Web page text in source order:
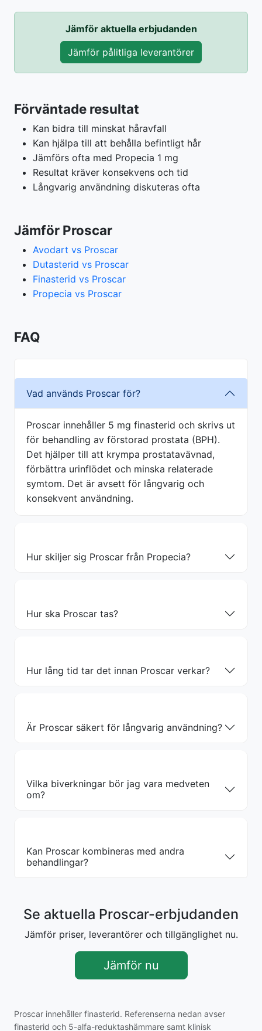
Jämför aktuella erbjudanden
Jämför pålitliga leverantörer
Förväntade resultat
Kan bidra till minskat håravfall
Kan hjälpa till att behålla befintligt hår
Jämförs ofta med Propecia 1 mg
Resultat kräver konsekvens och tid
Långvarig användning diskuteras ofta
Jämför Proscar
Avodart vs Proscar
Dutasterid vs Proscar
Finasterid vs Proscar
Propecia vs Proscar
FAQ
Vad används Proscar för?
Proscar innehåller 5 mg finasterid och skrivs ut
för behandling av förstorad prostata (BPH).
Det hjälper till att krympa prostatavävnad,
förbättra urinflödet och minska relaterade
symtom. Det är avsett för långvarig och
konsekvent användning.
Hur skiljer sig Proscar från Propecia?
Hur ska Proscar tas?
Hur lång tid tar det innan Proscar verkar?
Är Proscar säkert för långvarig användning?
Vilka biverkningar bör jag vara medveten
om?
Kan Proscar kombineras med andra
behandlingar?
Se aktuella Proscar-erbjudanden
Jämför priser, leverantörer och tillgänglighet nu.
Jämför nu
Proscar innehåller finasterid. Referenserna nedan avser
finasterid och 5-alfa-reduktashämmare samt klinisk